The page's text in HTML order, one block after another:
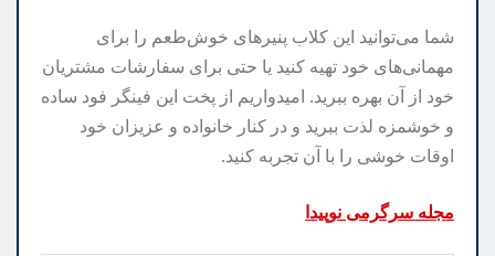
شما می‌توانید این کلاب پنیرهای خوش‌طعم را برای
مهمانی‌های خود تهیه کنید یا حتی برای سفارشات مشتریان
خود از آن بهره ببرید. امیدواریم از پخت این فینگر فود ساده
و خوشمزه لذت ببرید و در کنار خانواده و عزیزان خود
اوقات خوشی را با آن تجربه کنید.
مجله سرگرمی نوپیدا